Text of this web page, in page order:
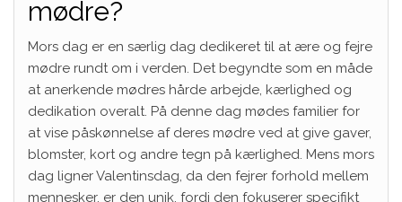
mødre?
Mors dag er en særlig dag dedikeret til at ære og fejre
mødre rundt om i verden. Det begyndte som en måde
at anerkende mødres hårde arbejde, kærlighed og
dedikation overalt. På denne dag mødes familier for
at vise påskønnelse af deres mødre ved at give gaver,
blomster, kort og andre tegn på kærlighed. Mens mors
dag ligner Valentinsdag, da den fejrer forhold mellem
mennesker, er den unik, fordi den fokuserer specifikt